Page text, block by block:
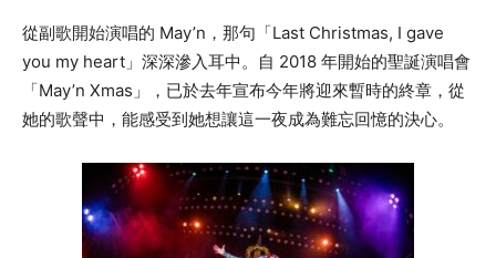
從副歌開始演唱的 May’n，那句「Last Christmas, I gave
you my heart」深深滲入耳中。自 2018 年開始的聖誕演唱會
「May’n Xmas」，已於去年宣布今年將迎來暫時的終章，從
她的歌聲中，能感受到她想讓這一夜成為難忘回憶的決心。